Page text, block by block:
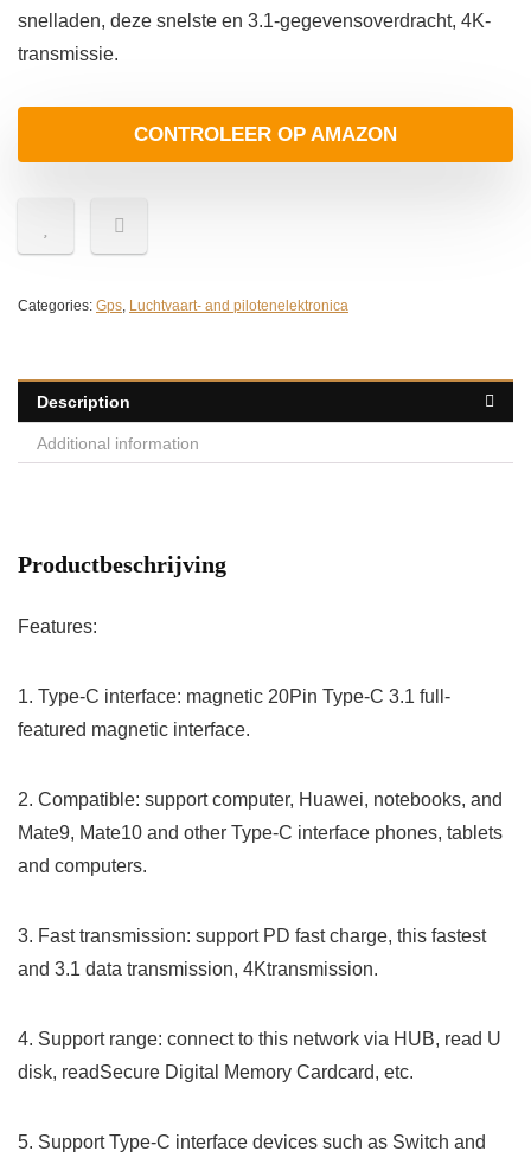
snelladen, deze snelste en 3.1-gegevensoverdracht, 4K-
transmissie.
CONTROLEER OP AMAZON
Categories: Gps, Luchtvaart- and pilotenelektronica
Description
Additional information
Productbeschrijving
Features:
1. Type-C interface: magnetic 20Pin Type-C 3.1 full-
featured magnetic interface.
2. Compatible: support computer, Huawei, notebooks, and
Mate9, Mate10 and other Type-C interface phones, tablets
and computers.
3. Fast transmission: support PD fast charge, this fastest
and 3.1 data transmission, 4Ktransmission.
4. Support range: connect to this network via HUB, read U
disk, readSecure Digital Memory Cardcard, etc.
5. Support Type-C interface devices such as Switch and